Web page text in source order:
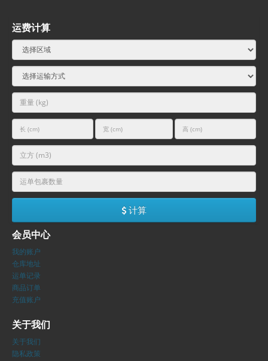
运费计算
计算
会员中心
我的账户
仓库地址
运单记录
商品订单
充值账户
关于我们
关于我们
隐私政策